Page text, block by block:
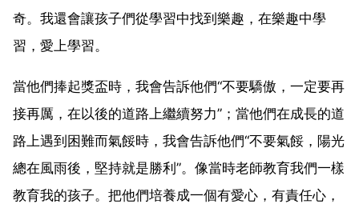
奇。我還會讓孩子們從學習中找到樂趣，在樂趣中學
習，愛上學習。
當他們捧起獎盃時，我會告訴他們“不要驕傲，一定要再
接再厲，在以後的道路上繼續努力”；當他們在成長的道
路上遇到困難而氣餒時，我會告訴他們“不要氣餒，陽光
總在風雨後，堅持就是勝利”。像當時老師教育我們一樣
教育我的孩子。把他們培養成一個有愛心，有責任心，